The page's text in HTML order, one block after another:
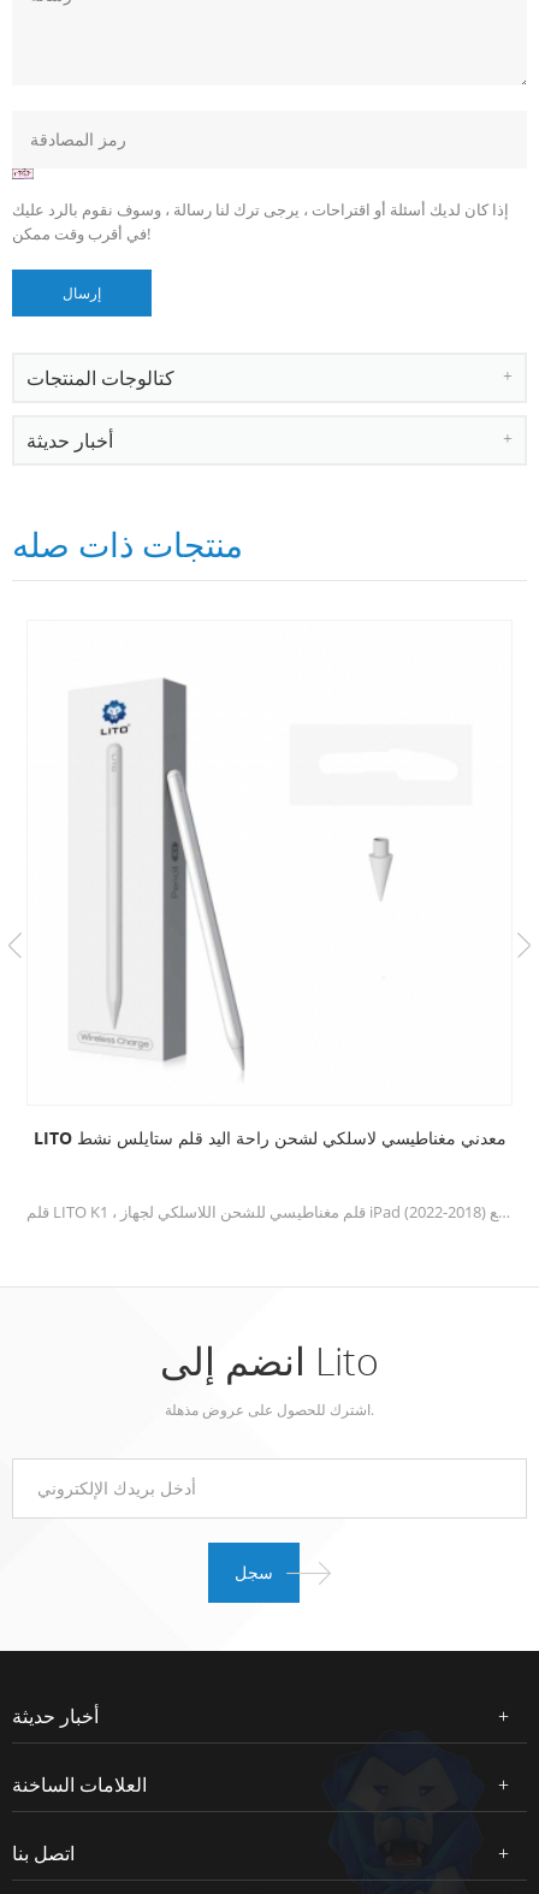
إذا كان لديك أسئلة أو اقتراحات ، يرجى ترك لنا رسالة ، وسوف نقوم بالرد عليك
في أقرب وقت ممكن!
كتالوجات المنتجات
أخبار حديثة
منتجات ذات صله
LITO معدني مغناطيسي لاسلكي لشحن راحة اليد قلم ستايلس نشط
قلم LITO K1 ، قلم مغناطيسي للشحن اللاسلكي لجهاز iPad مع رفض راحة اليد ، قلم رصاص نشط متوافق مع (2018-2022) Apple iPad ، للكتابة / الرسم بدقة
انضم إلى Lito
اشترك للحصول على عروض مذهلة.
أخبار حديثة
العلامات الساخنة
اتصل بنا